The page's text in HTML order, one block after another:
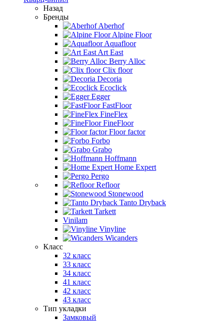
Назад
Бренды
Aberhof
Alpine Floor
Aquafloor
Art East
Berry Alloc
Clix floor
Decoria
Ecoclick
Egger
FastFloor
FineFlex
FineFloor
Floor factor
Forbo
Grabo
Hoffmann
Home Expert
Pergo
Refloor
Stonewood
Tanto Dryback
Tarkett
Vinilam
Vinyline
Wicanders
Класс
32 класс
33 класс
34 класс
41 класс
42 класс
43 класс
Тип укладки
Замковый